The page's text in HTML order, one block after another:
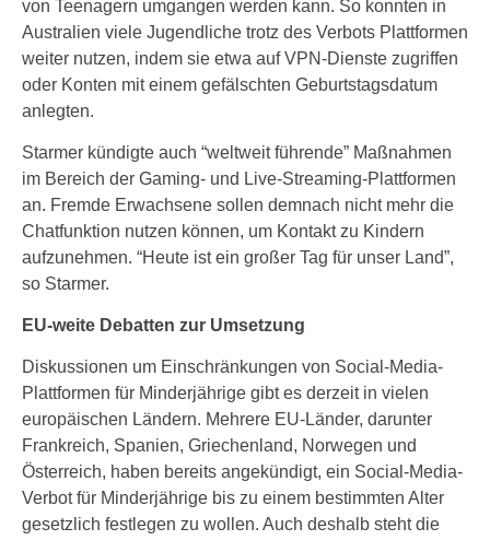
von Teenagern umgangen werden kann. So konnten in
Australien viele Jugendliche trotz des Verbots Plattformen
weiter nutzen, indem sie etwa auf VPN-Dienste zugriffen
oder Konten mit einem gefälschten Geburtstagsdatum
anlegten.
Starmer kündigte auch “weltweit führende” Maßnahmen
im Bereich der Gaming- und Live-Streaming-Plattformen
an. Fremde Erwachsene sollen demnach nicht mehr die
Chatfunktion nutzen können, um Kontakt zu Kindern
aufzunehmen. “Heute ist ein großer Tag für unser Land”,
so Starmer.
EU-weite Debatten zur Umsetzung
Diskussionen um Einschränkungen von Social-Media-
Plattformen für Minderjährige gibt es derzeit in vielen
europäischen Ländern. Mehrere EU-Länder, darunter
Frankreich, Spanien, Griechenland, Norwegen und
Österreich, haben bereits angekündigt, ein Social-Media-
Verbot für Minderjährige bis zu einem bestimmten Alter
gesetzlich festlegen zu wollen. Auch deshalb steht die